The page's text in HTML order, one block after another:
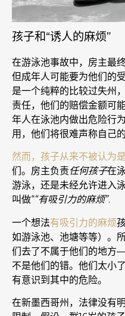
孩子和“诱人的麻烦”
在游泳池事故中，房主最
但成年人可能要为他们的
是一个纯粹的比较过失州
责任，他们的赔偿金额可
年人在泳池内做出危险行
用，他们将很难声称自己
然而，孩子从来不被认为
们。房主负责任何孩子在
游泳，还是未经允许进入
叫做““有吸引力的麻烦”.
一个想法有吸引力的麻烦
如游泳池、池塘等等）。
们去了不属于他们的地
不是他们的错。他们太小
有意识到其中的危险。
在新墨西哥州，法律没有